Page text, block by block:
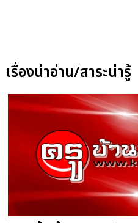
เรื่องน่าอ่าน/สาระน่ารู้